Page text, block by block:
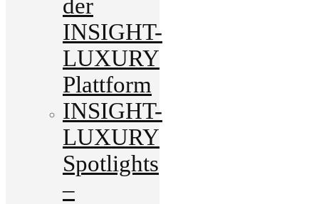
der
INSIGHT-
LUXURY
Plattform
INSIGHT-
LUXURY
Spotlights
–